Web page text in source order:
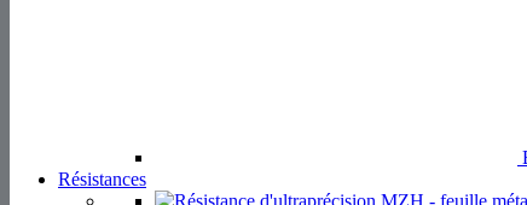
Résistances